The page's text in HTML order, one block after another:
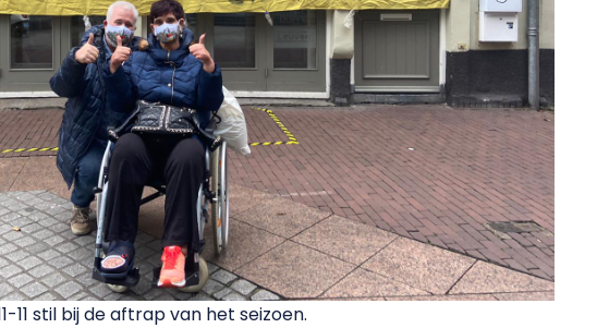
11 stil bij de aftrap van het seizoen.